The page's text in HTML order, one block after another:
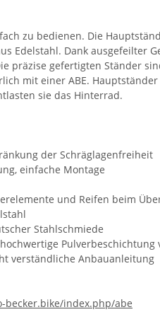
zu bedienen. Die
Edelstahl. Dank ausgefeilter
präzise gefertigten Ständer
mit einer ABE.
sie das Hinterrad.
der Schräglagenfreiheit
einfache Montage
und Reifen beim
Stahlschmiede
Pulverbeschichtung
verständliche Anbauanleitung
becker.bike/index.php/abe